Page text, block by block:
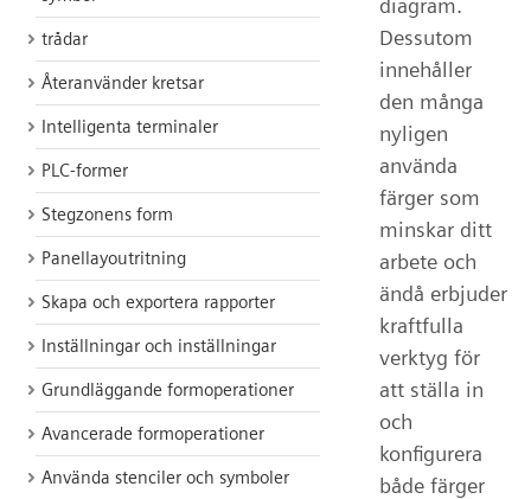
trådar
Återanvänder kretsar
Intelligenta terminaler
PLC-former
Stegzonens form
Panellayoutritning
Skapa och exportera rapporter
Inställningar och inställningar
Grundläggande formoperationer
Avancerade formoperationer
Använda stenciler och symboler
diagram.
Dessutom
innehåller
den många
nyligen
använda
färger som
minskar ditt
arbete och
ändå erbjuder
kraftfulla
verktyg för
att ställa in
och
konfigurera
både färger